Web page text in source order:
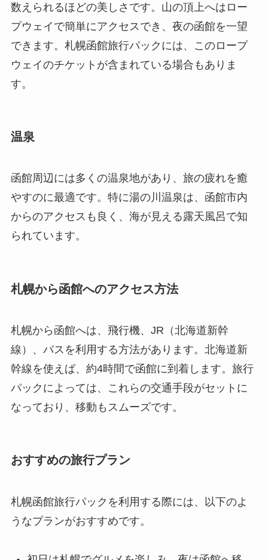
数えられるほどの美しさです。山の頂上へはロー
プウェイで簡単にアクセスでき、夜の函館を一望
できます。札幌函館旅行パックには、このロープ
ウェイのチケットが含まれている場合もありま
す。
温泉
函館周辺には多くの温泉地があり、旅の疲れを癒
やすのに最適です。特に湯の川温泉は、函館市内
からのアクセスも良く、海が見える露天風呂で知
られています。
札幌から函館へのアクセス方法
札幌から函館へは、飛行機、JR（北海道新幹
線）、バスを利用する方法があります。北海道新
幹線を使えば、約4時間で函館に到着します。旅行
パックによっては、これらの交通手段がセットに
なっており、移動もスムーズです。
おすすめの旅行プラン
札幌函館旅行パックを利用する際には、以下のよ
うなプランがおすすめです。